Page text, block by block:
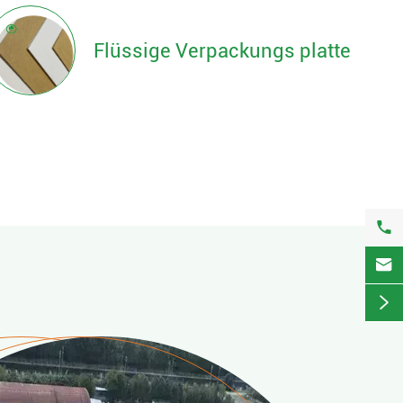
Flüssige Verpackungs platte


